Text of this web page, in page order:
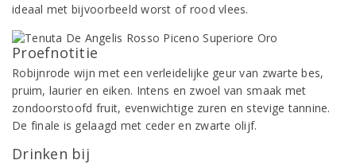
ideaal met bijvoorbeeld worst of rood vlees.
Proefnotitie
Robijnrode wijn met een verleidelijke geur van zwarte bes,
pruim, laurier en eiken. Intens en zwoel van smaak met
zondoorstoofd fruit, evenwichtige zuren en stevige tannine.
De finale is gelaagd met ceder en zwarte olijf.
Drinken bij